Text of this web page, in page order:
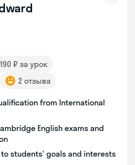
₽ за урок
2 отзыва
from International
English exams and
students' goals and interests